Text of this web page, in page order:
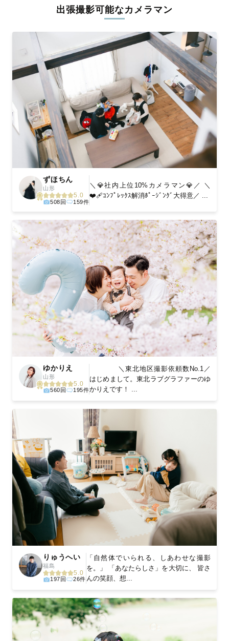
リジナルの研修と厳正な審査に合格し、撮影技術やホスピタリテ
ィを身につけたプロのカメラマンが全国47都道府県に在籍してい
験をお届けします。
丁寧なレタッチで思い出を美しく仕上げます
撮影後は、独自の編集技術で写真の明るさや色合いを丁寧に調
整。自然な雰囲気を残しつつも、おしゃれで洗練された仕上がり
に。きっと「こんな写真を撮ってほしかった！」と思える一枚に
出会えます。まずは、ラブグラフの撮影事例をご覧ください。
出張撮影可能なカメラマン
ずほちん
山形
5.0
508回 159件
＼💎社内上位10%カメラマン💎／ ＼
❤️‍🩹ｺﾝﾌﾟﾚｯｸｽ解消ﾎﾟｰｼﾞﾝｸﾞ大得意／ ...
ゆかりえ
山形
5.0
560回 195件
＼東北地区撮影依頼数No.1／
はじめまして。東北ラブグラファーのゆ
かりえです！ ...
りゅうへい
福島
5.0
197回 26件
「自然体でいられる、しあわせな撮影
を。」 「あなたらしさ」を大切に、 皆さ
んの笑顔、想...